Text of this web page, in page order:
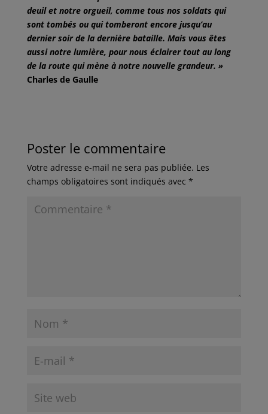
deuil et notre orgueil, comme tous nos soldats qui
sont tombés ou qui tomberont encore jusqu’au
dernier soir de la dernière bataille. Mais vous êtes
aussi notre lumière, pour nous éclairer tout au long
de la route qui mène à notre nouvelle grandeur. »
Charles de Gaulle
Poster le commentaire
Votre adresse e-mail ne sera pas publiée. Les
champs obligatoires sont indiqués avec *